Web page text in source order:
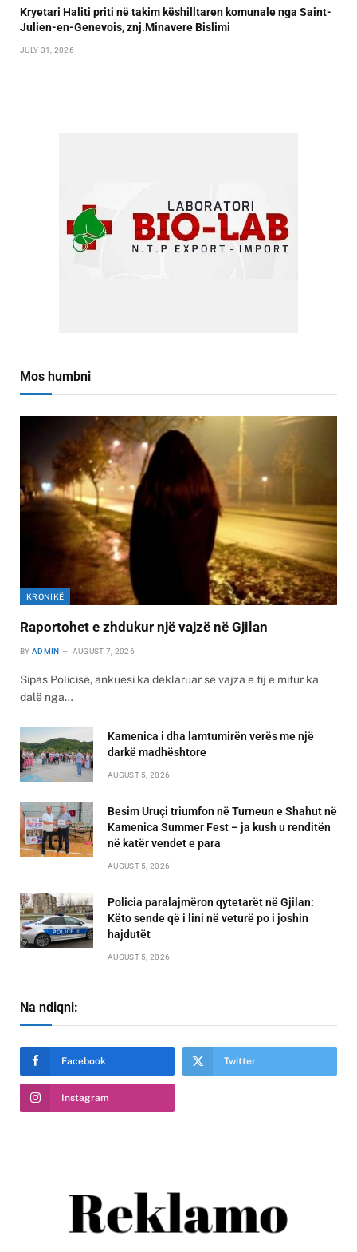
Kryetari Haliti priti në takim këshilltaren komunale nga Saint-
Julien-en-Genevois, znj.Minavere Bislimi
JULY 31, 2026
Mos humbni
KRONIKË
Raportohet e zhdukur një vajzë në Gjilan
BY ADMIN AUGUST 7, 2026
Sipas Policisë, ankuesi ka deklaruar se vajza e tij e mitur ka
dalë nga…
Kamenica i dha lamtumirën verës me një
darkë madhështore
AUGUST 5, 2026
Besim Uruçi triumfon në Turneun e Shahut në
Kamenica Summer Fest – ja kush u renditën
në katër vendet e para
AUGUST 5, 2026
Policia paralajmëron qytetarët në Gjilan:
Këto sende që i lini në veturë po i joshin
hajdutët
AUGUST 5, 2026
Na ndiqni:
Facebook Twitter
Instagram